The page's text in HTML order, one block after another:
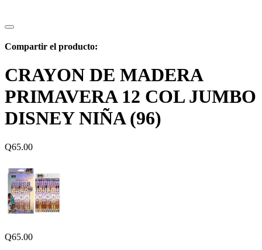
Compartir el producto:
CRAYON DE MADERA
PRIMAVERA 12 COL JUMBO
DISNEY NIÑA (96)
Q65.00
Q65.00